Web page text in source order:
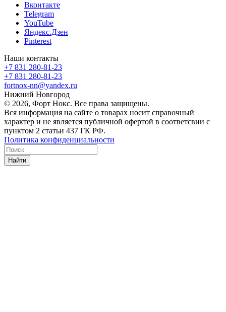
Вконтакте
Telegram
YouTube
Яндекс.Дзен
Pinterest
Наши контакты
+7 831 280-81-23
+7 831 280-81-23
fortnox-nn@yandex.ru
Нижний Новгород
© 2026, Форт Нокс. Все права защищены.
Вся информация на сайте о товарах носит справочный
характер и не является публичной офертой в соответсвии с
пунктом 2 статьи 437 ГК РФ.
Политика конфиденциальности
Найти